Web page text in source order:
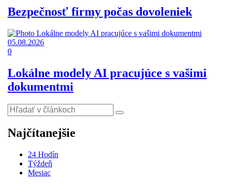
Bezpečnosť firmy počas dovoleniek
05.08.2026
0
Lokálne modely AI pracujúce s vašimi
dokumentmi
Najčítanejšie
24 Hodín
Týždeň
Mesiac